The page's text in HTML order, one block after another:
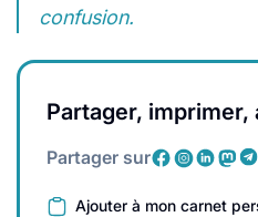
confusion.
Partager, imprimer,
Partager sur
Ajouter à mon carnet